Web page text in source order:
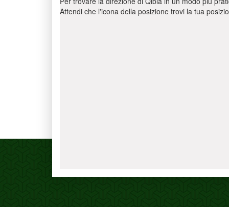
Attendi che l'icona della posizione trovi la tua